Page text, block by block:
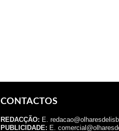
CONTACTOS
REDACÇÃO: E.
PUBLICIDADE: E.